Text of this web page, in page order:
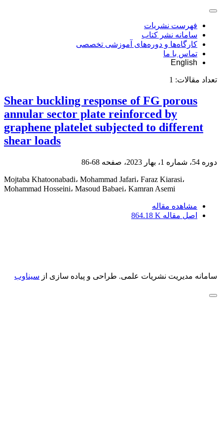
فهرست نشریات
سامانه نشر کتاب
کارگاه‌ها و دوره‌های آموزشی تخصصی
تماس با ما
English
تعداد مقالات: 1
Shear buckling response of FG porous
annular sector plate reinforced by
graphene platelet subjected to different
shear loads
دوره 54، شماره 1، بهار 2023، صفحه 68-86
Mojtaba Khatoonabadi، Mohammad Jafari، Faraz Kiarasi،
Mohammad Hosseini، Masoud Babaei، Kamran Asemi
مشاهده مقاله
اصل مقاله 864.18 K
سامانه مدیریت نشریات علمی. طراحی و پیاده سازی از سیناوب